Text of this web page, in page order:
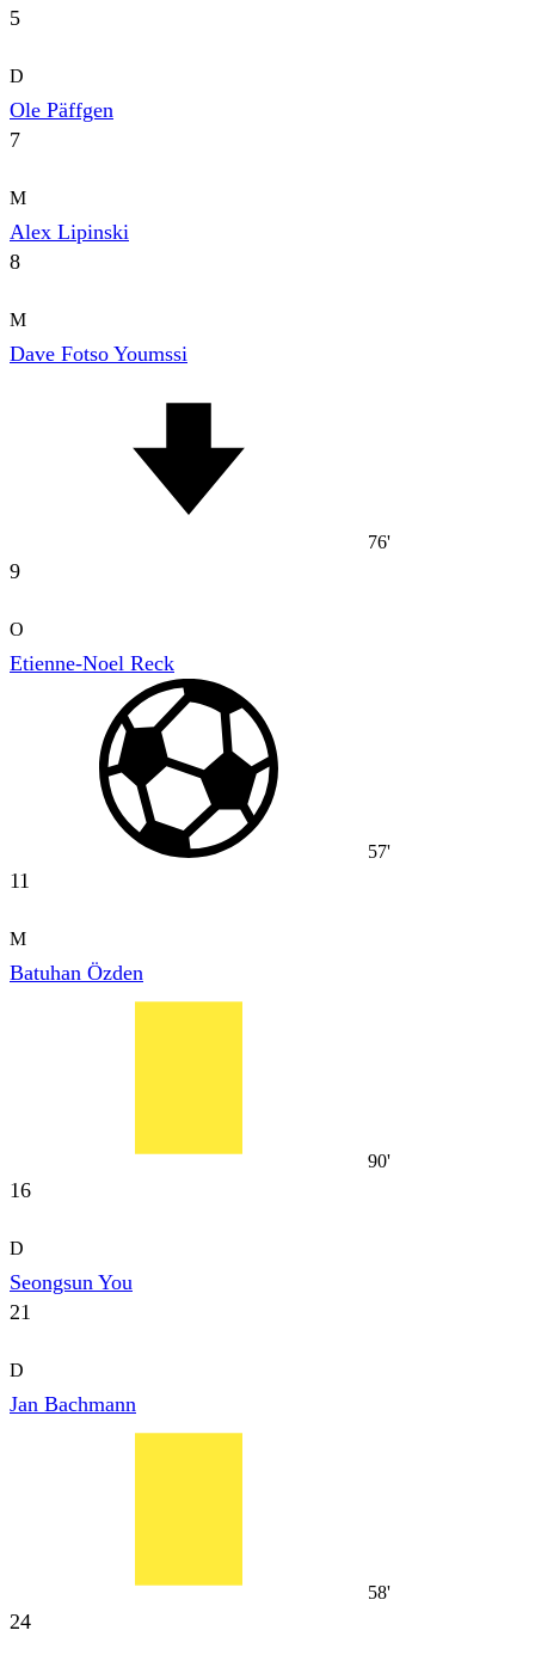
5
D
Ole Päffgen
7
M
Alex Lipinski
8
M
Dave Fotso Youmssi
76'
9
O
Etienne-Noel Reck
57'
11
M
Batuhan Özden
90'
16
D
Seongsun You
21
D
Jan Bachmann
58'
24